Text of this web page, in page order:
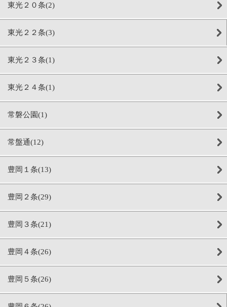
東光２０条(2)
東光２２条(3)
東光２３条(1)
東光２４条(1)
常磐公園(1)
常盤通(12)
豊岡１条(13)
豊岡２条(29)
豊岡３条(21)
豊岡４条(26)
豊岡５条(26)